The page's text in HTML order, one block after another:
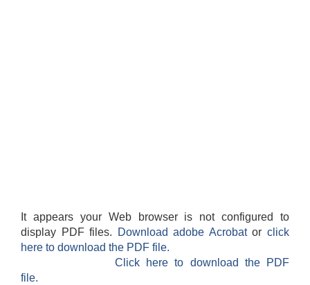
It appears your Web browser is not configured to
display PDF files.
Download adobe Acrobatorclick
here to download the PDF file.
Click here to download the PDF
file.